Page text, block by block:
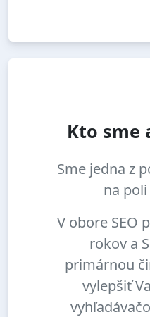
Kto sme
Sme jedna z
na poli
V obore SEO
rokov a
primárnou
vylepšiť